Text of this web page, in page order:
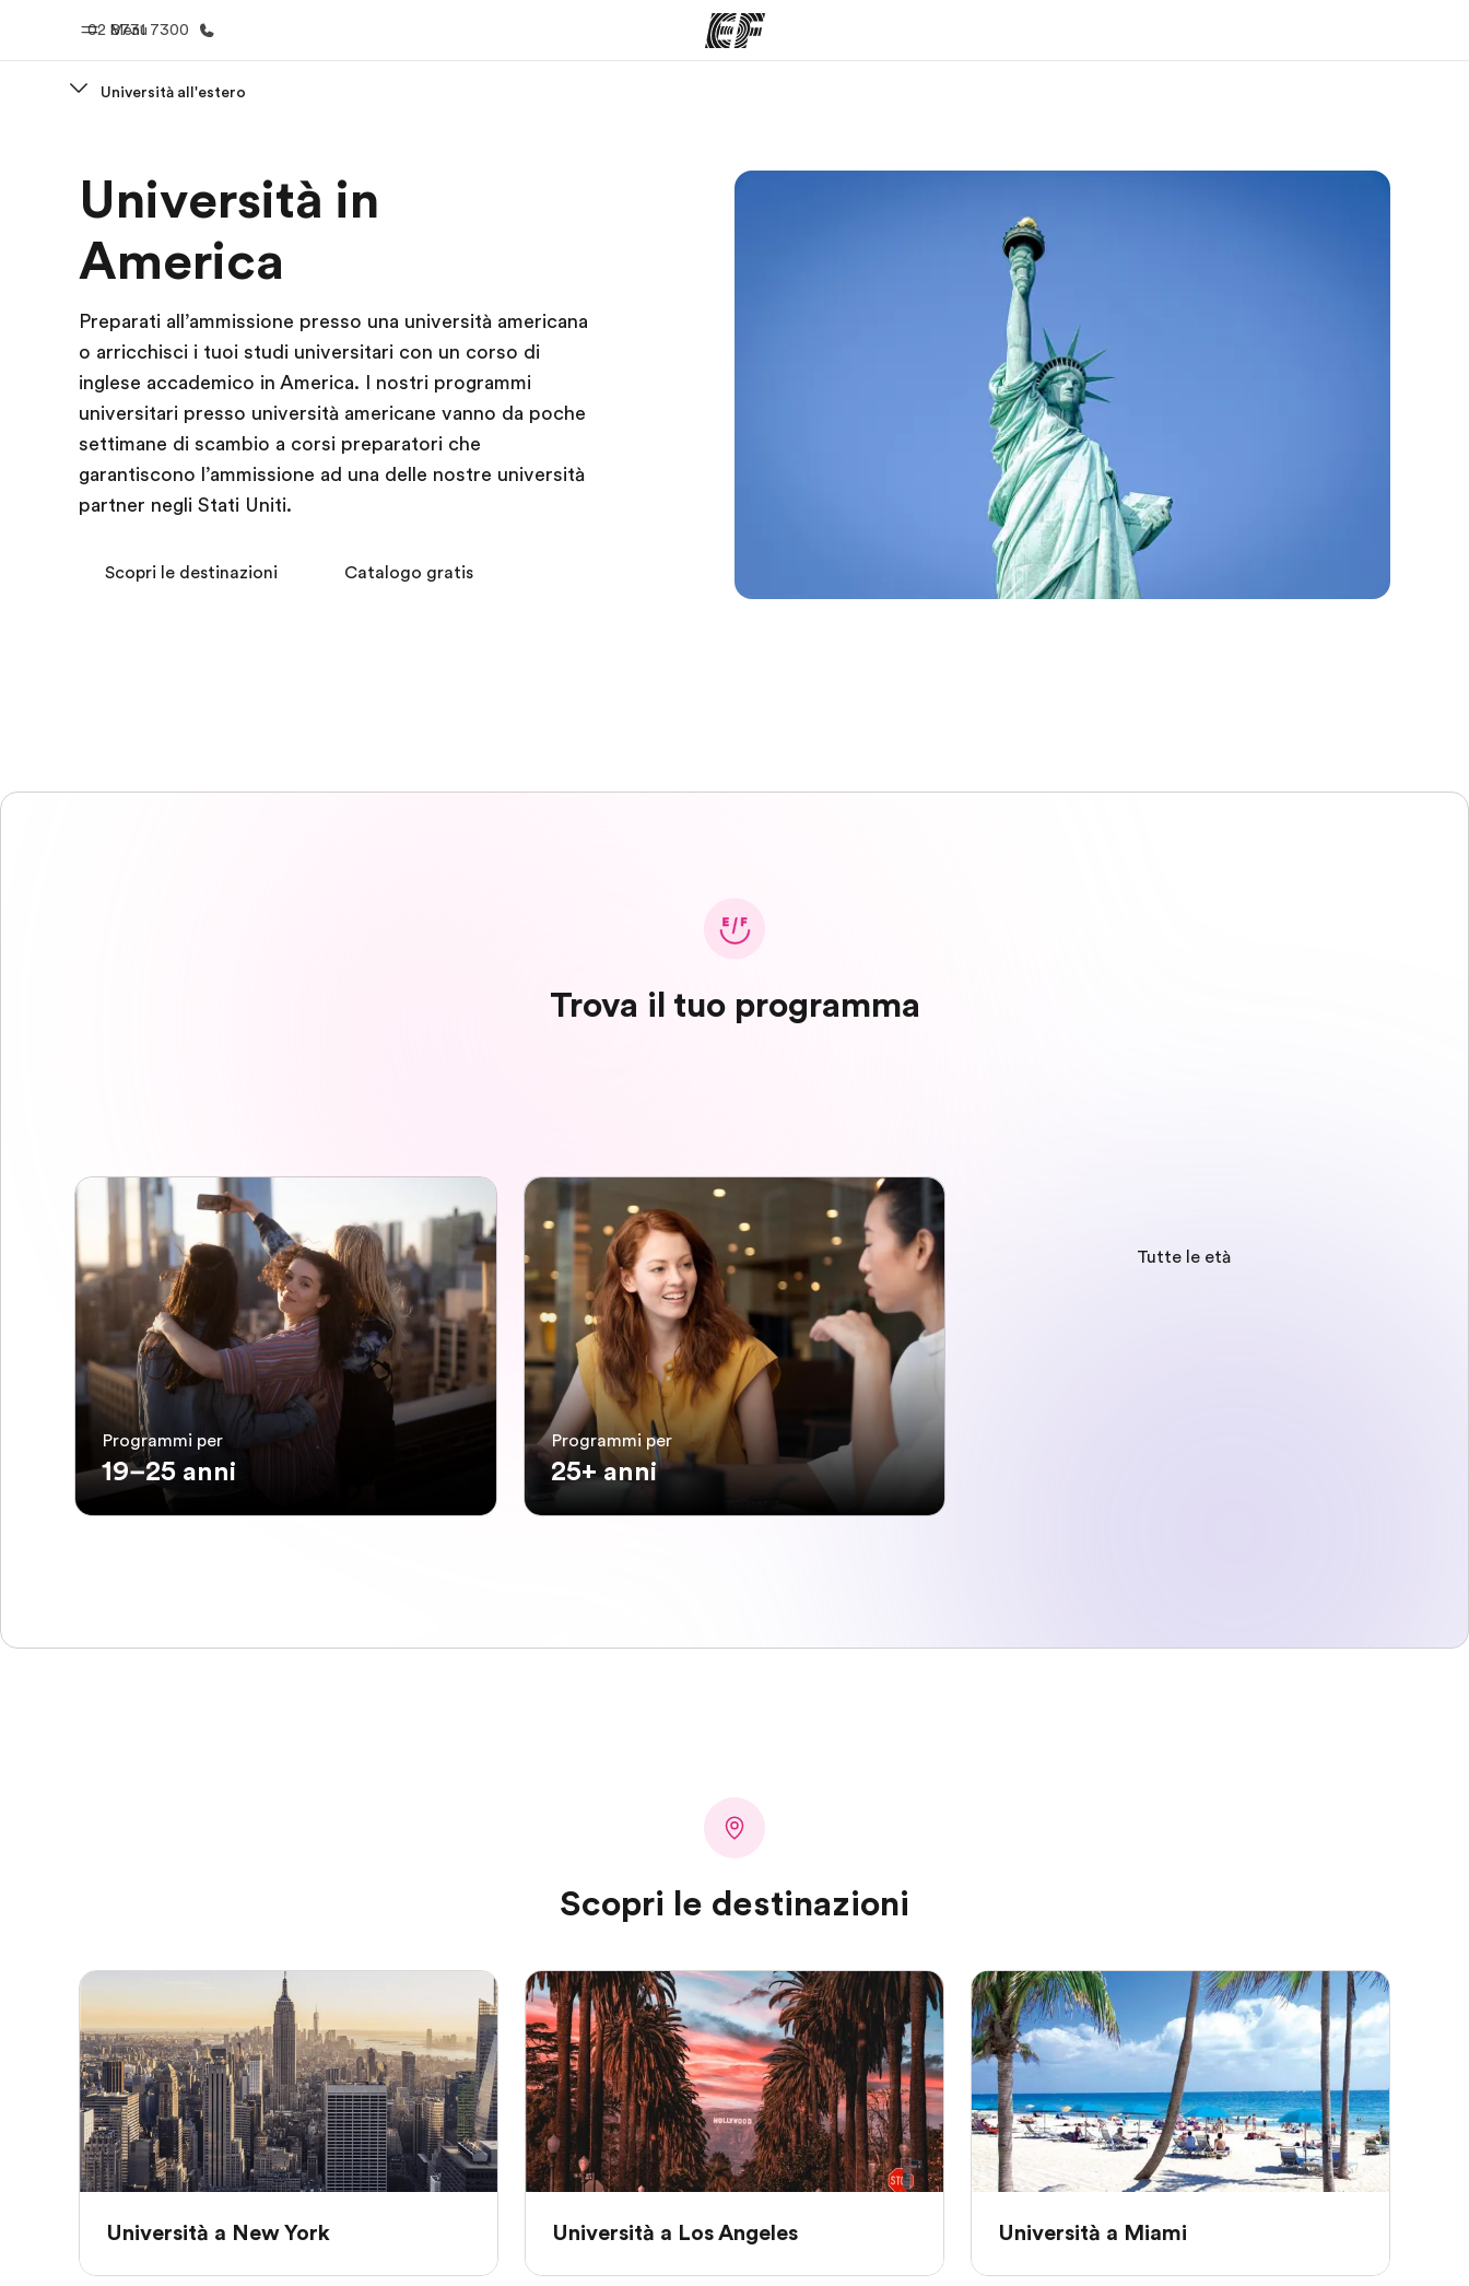
Menu
02 8731 7300
Benvenuto alla EF Trova l'ufficio più vicino
Università all'estero
Università in
America
Preparati all’ammissione presso una università americana
o arricchisci i tuoi studi universitari con un corso di
inglese accademico in America. I nostri programmi
universitari presso università americane vanno da poche
settimane di scambio a corsi preparatori che
garantiscono l’ammissione ad una delle nostre università
partner negli Stati Uniti.
Scopri le destinazioni Catalogo gratis
Trova il tuo programma
Programmi per
19–25 anni
Programmi per
25+ anni
Tutte le età
Scopri le destinazioni
Università a New York Università a Los Angeles Università a Miami